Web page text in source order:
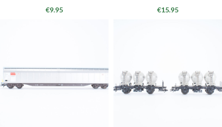
€9.95 €15.95